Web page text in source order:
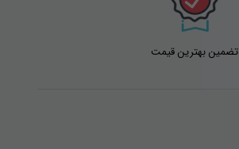
تضمین بهترین قیمت